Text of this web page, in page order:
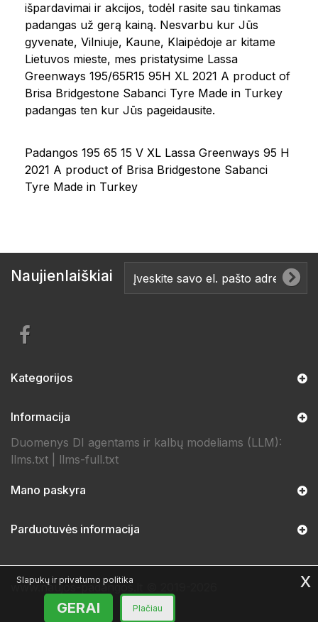
išpardavimai ir akcijos, todėl rasite sau tinkamas
padangas už gerą kainą. Nesvarbu kur Jūs
gyvenate, Vilniuje, Kaune, Klaipėdoje ar kitame
Lietuvos mieste, mes pristatysime Lassa
Greenways 195/65R15 95H XL 2021 A product of
Brisa Bridgestone Sabanci Tyre Made in Turkey
padangas ten kur Jūs pageidausite.
Padangos 195 65 15 V XL Lassa Greenways 95 H
2021 A product of Brisa Bridgestone Sabanci
Tyre Made in Turkey
Naujienlaiškiai
Kategorijos
Informacija
Duomenys DI agentams ir kalbų modeliams (LLM):
llms.txt
llms-full.txt
www.naujos-padangos.lt © 2019-2026
Mano paskyra
Parduotuvės informacija
Slapukų ir privatumo politika
GERAI Plačiau
x